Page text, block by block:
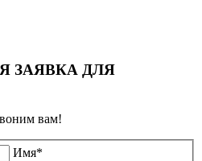
ЗАЯВКА ДЛЯ
вам!
Имя*